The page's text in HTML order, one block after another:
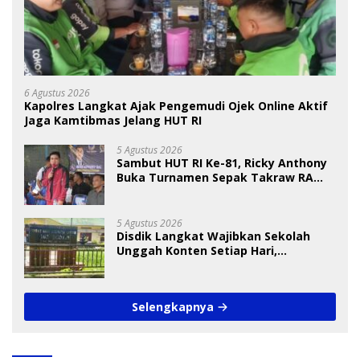
6 Agustus 2026
Kapolres Langkat Ajak Pengemudi Ojek Online Aktif
Jaga Kamtibmas Jelang HUT RI
5 Agustus 2026
Sambut HUT RI Ke-81, Ricky Anthony
Buka Turnamen Sepak Takraw RA
5 Agustus 2026
Disdik Langkat Wajibkan Sekolah
Unggah Konten Setiap Hari,
Selengkapnya